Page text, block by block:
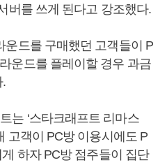
버를 쓰게 된다고 강조했다.
운드를 구매했던 고객들이 P
운드를 플레이할 경우 과금
.
는 ‘스타크래프트 리마스
고객이 PC방 이용시에도 P
하자 PC방 점주들이 집단